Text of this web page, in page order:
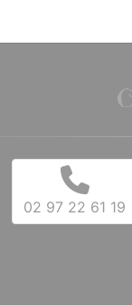
02 97 22 61 19